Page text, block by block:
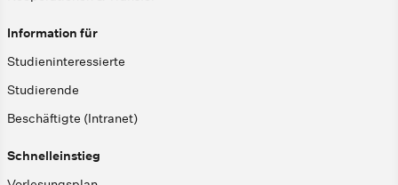
Information für
Studieninteressierte
Studierende
Beschäftigte (Intranet)
Schnelleinstieg